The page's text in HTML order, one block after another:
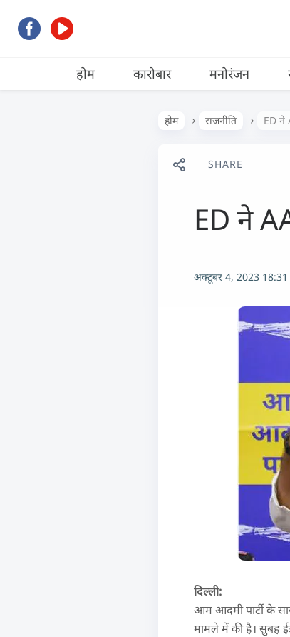
होम कारोबार मनोरंजन
होम राजनीति ED ने
SHARE
ED ने
अक्टूबर 4, 2023 18:31
दिल्ली:
आम आदमी पार्टी के
मामले में की है। सुबह